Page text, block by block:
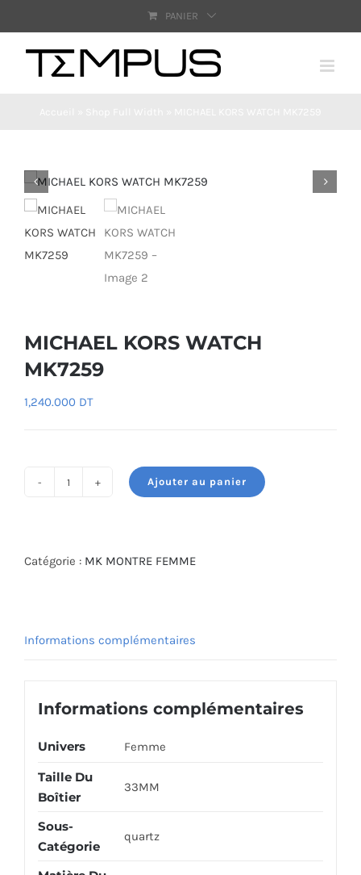
au
contenu
PANIER
MICHAEL KORS WATCH
MK7259
1,240.000 DT
KORS
Ajouter au panier
Catégorie : MK MONTRE FEMME
Informations complémentaires
Informations complémentaires
Univers Femme
Taille Du
Boîtier
33MM
Sous-
Catégorie
quartz